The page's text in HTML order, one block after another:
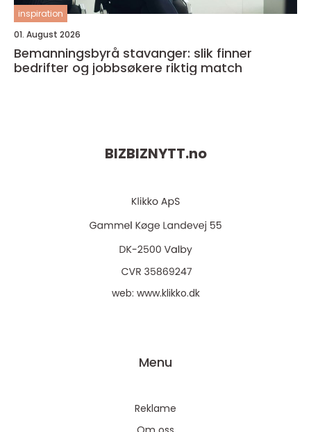
inspiration
01. August 2026
Bemanningsbyrå stavanger: slik finner
bedrifter og jobbsøkere riktig match
BIZBIZNYTT.no
web: www.klikko.dk
Menu
Reklame